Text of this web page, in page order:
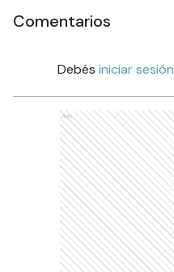
Comentarios
Debés iniciar sesión
Ads